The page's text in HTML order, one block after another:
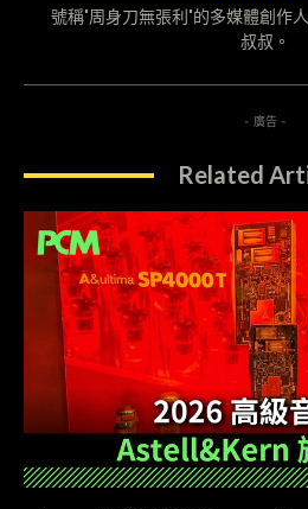
號稱"周身刀無張利"的多媒體創作
叔叔。
- 廣告 -
Related